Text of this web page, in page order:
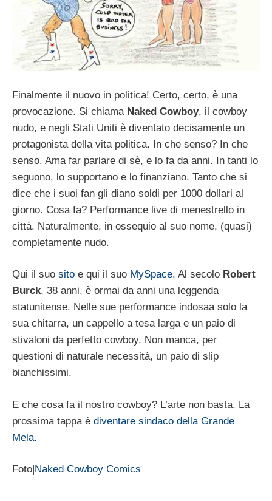
Finalmente il nuovo in politica! Certo, certo, è una
provocazione. Si chiama Naked Cowboy, il cowboy
nudo, e negli Stati Uniti è diventato decisamente un
protagonista della vita politica. In che senso? In che
senso. Ama far parlare di sè, e lo fa da anni. In tanti lo
seguono, lo supportano e lo finanziano. Tanto che si
dice che i suoi fan gli diano soldi per 1000 dollari al
giorno. Cosa fa? Performance live di menestrello in
città. Naturalmente, in ossequio al suo nome, (quasi)
completamente nudo.
Qui il suo sito e qui il suo MySpace. Al secolo Robert
Burck, 38 anni, è ormai da anni una leggenda
statunitense. Nelle sue performance indosaa solo la
sua chitarra, un cappello a tesa larga e un paio di
stivaloni da perfetto cowboy. Non manca, per
questioni di naturale necessità, un paio di slip
bianchissimi.
E che cosa fa il nostro cowboy? L’arte non basta. La
prossima tappa è diventare sindaco della Grande
Mela.
Foto| Naked Cowboy Comics